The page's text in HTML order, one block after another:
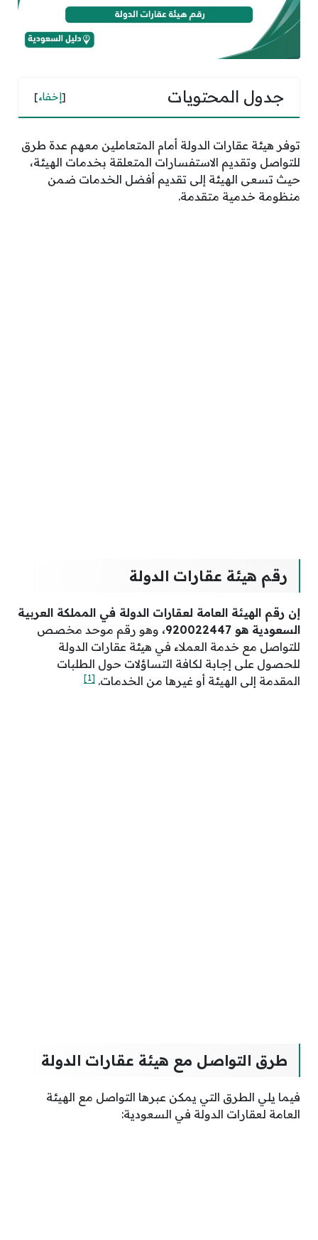
جدول المحتويات [إخفاء]
توفر هيئة عقارات الدولة أمام المتعاملين معهم عدة طرق
للتواصل وتقديم الاستفسارات المتعلقة بخدمات الهيئة،
حيث تسعى الهيئة إلى تقديم أفضل الخدمات ضمن
منظومة خدمية متقدمة.
رقم هيئة عقارات الدولة
إن رقم الهيئة العامة لعقارات الدولة في المملكة العربية
السعودية هو 920022447،
وهو رقم موحد مخصص
للتواصل مع خدمة العملاء في هيئة عقارات الدولة
للحصول على إجابة لكافة التساؤلات حول الطلبات
المقدمة إلى الهيئة أو غيرها من الخدمات. [1]
طرق التواصل مع هيئة عقارات الدولة
فيما يلي الطرق التي يمكن عبرها التواصل مع الهيئة
العامة لعقارات الدولة في السعودية: